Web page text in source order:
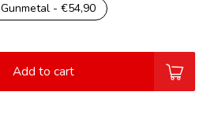
Gunmetal - €54,90
Add to cart